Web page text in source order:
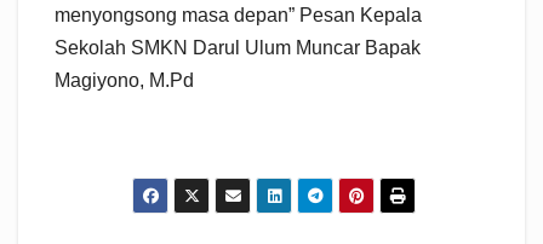
menyongsong masa depan” Pesan Kepala
Sekolah SMKN Darul Ulum Muncar Bapak
Magiyono, M.Pd